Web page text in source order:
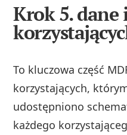
Krok 5.
To kluczowa część
korzystających,
udostępniono
każdego